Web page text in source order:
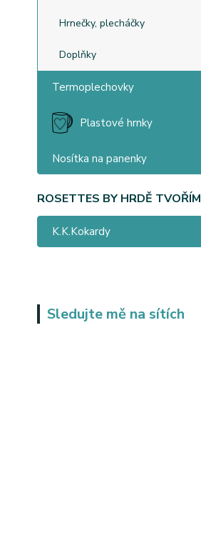
Hrnečky, plecháčky
Doplňky
Termoplechovky
Plastové hrnky
Nosítka na panenky
ROSETTES BY HRDĚ TVOŘÍM
K.K.Kokardy
Sledujte mě na sítích